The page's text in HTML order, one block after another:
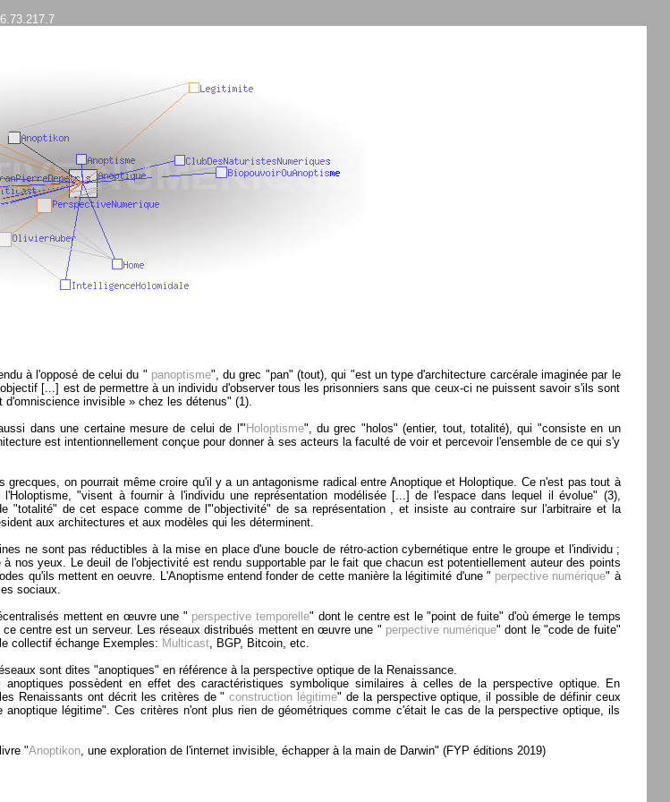
à l'opposé de celui du " panoptisme", du grec "pan" (tout), qui "est un type d'architecture carcérale imaginée par le
[...] est de permettre à un individu d'observer tous les prisonniers sans que ceux-ci ne puissent savoir s'ils sont
invisible » chez les détenus" (1).
dans une certaine mesure de celui de l'"Holoptisme", du grec "holos" (entier, tout, totalité), qui "consiste en un
est intentionnellement conçue pour donner à ses acteurs la faculté de voir et percevoir l'ensemble de ce qui s'y
grecques, on pourrait même croire qu'il y a un antagonisme radical entre Anoptique et Holoptique. Ce n'est pas tout à
"visent à fournir à l'individu une représentation modélisée [...] de l'espace dans lequel il évolue" (3),
"totalité" de cet espace comme de l'"objectivité" de sa représentation , et insiste au contraire sur l'arbitraire et la
aux architectures et aux modèles qui les déterminent.
ne sont pas réductibles à la mise en place d'une boucle de rétro-action cybernétique entre le groupe et l'individu ;
nos yeux. Le deuil de l'objectivité est rendu supportable par le fait que chacun est potentiellement auteur des points
qu'ils mettent en oeuvre. L'Anoptisme entend fonder de cette manière la légitimité d'une " perpective numérique" à
sociaux.
mettent en œuvre une " perspective temporelle" dont le centre est le "point de fuite" d'où émerge le temps
centre est un serveur. Les réseaux distribués mettent en œuvre une " perpective numérique" dont le "code de fuite"
collectif échange Exemples: Multicast, BGP, Bitcoin, etc.
sont dites "anoptiques" en référence à la perspective optique de la Renaissance.
anoptiques possèdent en effet des caractéristiques symbolique similaires à celles de la perspective optique. En
Renaissants ont décrit les critères de " construction légitime" de la perspective optique, il possible de définir ceux
anoptique légitime". Ces critères n'ont plus rien de géométriques comme c'était le cas de la perspective optique, ils
"Anoptikon, une exploration de l'internet invisible, échapper à la main de Darwin" (FYP éditions 2019)